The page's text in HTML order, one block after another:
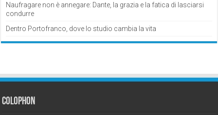
Naufragare non è annegare: Dante, la grazia e la fatica di lasciarsi
condurre
Dentro Portofranco, dove lo studio cambia la vita
Colophon